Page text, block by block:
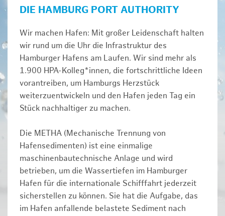
DIE HAMBURG PORT AUTHORITY
Wir machen Hafen: Mit großer Leidenschaft halten
wir rund um die Uhr die Infrastruktur des
Hamburger Hafens am Laufen. Wir sind mehr als
1.900 HPA-Kolleg*innen, die fortschrittliche Ideen
vorantreiben, um Hamburgs Herzstück
weiterzuentwickeln und den Hafen jeden Tag ein
Stück nachhaltiger zu machen.
Die METHA (Mechanische Trennung von
Hafensedimenten) ist eine einmalige
maschinenbautechnische Anlage und wird
betrieben, um die Wassertiefen im Hamburger
Hafen für die internationale Schifffahrt jederzeit
sicherstellen zu können. Sie hat die Aufgabe, das
im Hafen anfallende belastete Sediment nach